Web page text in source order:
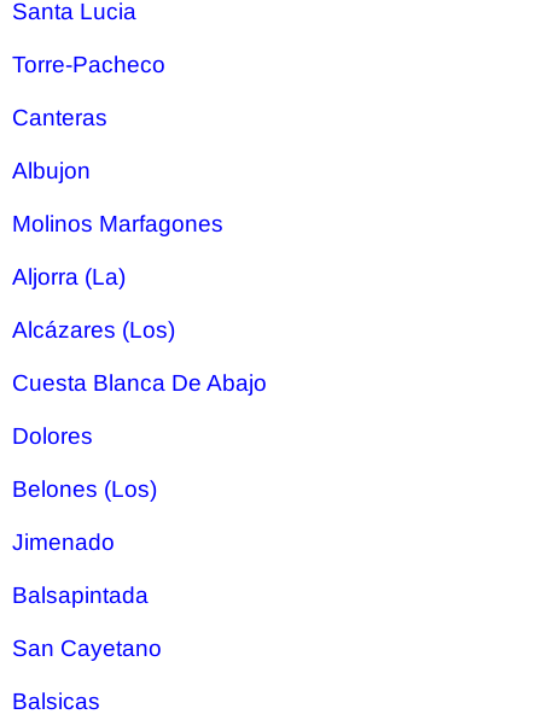
Santa Lucia
Torre-Pacheco
Canteras
Albujon
Molinos Marfagones
Aljorra (La)
Alcázares (Los)
Cuesta Blanca De Abajo
Dolores
Belones (Los)
Jimenado
Balsapintada
San Cayetano
Balsicas